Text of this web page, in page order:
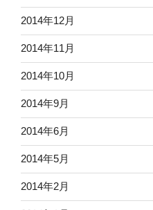
2014年12月
2014年11月
2014年10月
2014年9月
2014年6月
2014年5月
2014年2月